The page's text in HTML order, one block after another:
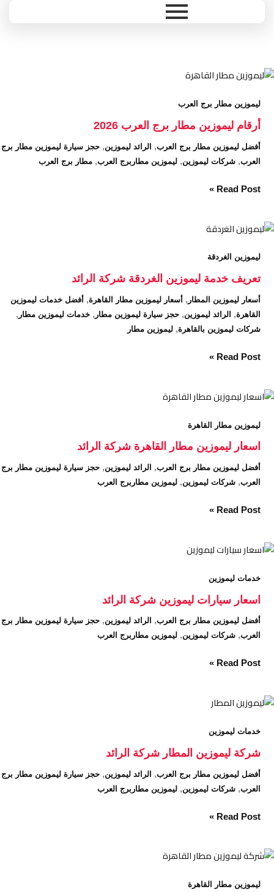
ليموزين مطار برج العرب
أرقام ليموزين مطار برج العرب 2026
أفضل ليموزين مطار برج العرب, الرائد ليموزين, حجز سيارة ليموزين مطار برج
العرب, شركات ليموزين, ليموزين مطاربرج العرب, مطار برج العرب
أرقام
مطار
برج
العرب
2026
Read Post »
ليموزين الغردقة
تعريف خدمة ليموزين الغردقة شركة الرائد
أسعار ليموزين المطار , أسعار ليموزين مطار القاهرة, أفضل خدمات ليموزين
القاهرة, الرائد ليموزين, حجز سيارة ليموزين مطار , خدمات ليموزين مطار ,
شركات ليموزين بالقاهرة, ليموزين مطار
تعريف
ليموزين
شركة
الرائد
Read Post »
ليموزين مطار القاهرة
اسعار ليموزين مطار القاهرة شركة الرائد
أفضل ليموزين مطار برج العرب, الرائد ليموزين, حجز سيارة ليموزين مطار برج
العرب, شركات ليموزين, ليموزين مطاربرج العرب
اسعار
مطار
القاهرة
الرائد
Read Post »
خدمات ليموزين
اسعار سيارات ليموزين شركة الرائد
أفضل ليموزين مطار برج العرب, الرائد ليموزين, حجز سيارة ليموزين مطار برج
العرب, شركات ليموزين, ليموزين مطاربرج العرب
اسعار
ليموزين
شركة
Read Post »
خدمات ليموزين
شركة ليموزين المطار شركة الرائد
أفضل ليموزين مطار برج العرب, الرائد ليموزين, حجز سيارة ليموزين مطار برج
العرب, شركات ليموزين, ليموزين مطاربرج العرب
شركة
المطار
شركة
الرائد
Read Post »
ليموزين مطار القاهرة
شركة
مطار